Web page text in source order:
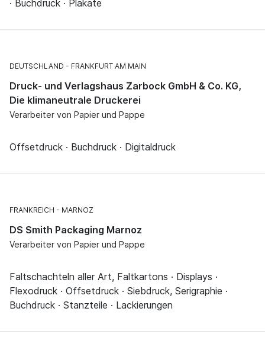
· Buchdruck · Plakate
DEUTSCHLAND FRANKFURT AM MAIN
Druck- und Verlagshaus Zarbock GmbH & Co. KG,
Die klimaneutrale Druckerei
Verarbeiter von Papier und Pappe
Offsetdruck · Buchdruck · Digitaldruck
FRANKREICH MARNOZ
DS Smith Packaging Marnoz
Verarbeiter von Papier und Pappe
Faltschachteln aller Art, Faltkartons · Displays ·
Flexodruck · Offsetdruck · Siebdruck, Serigraphie ·
Buchdruck · Stanzteile · Lackierungen